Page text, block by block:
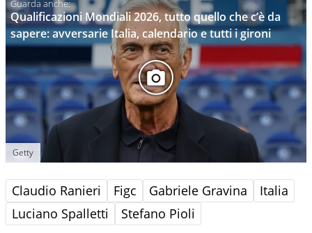
Qualificazioni Mondiali 2026, tutto quello che c’è da
sapere: avversarie Italia, calendario e tutti i gironi
Getty
Claudio Ranieri Figc Gabriele Gravina
Italia
Luciano Spalletti
Stefano Pioli